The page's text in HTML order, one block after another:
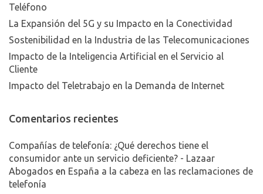
Teléfono
La Expansión del 5G y su Impacto en la Conectividad
Sostenibilidad en la Industria de las Telecomunicaciones
Impacto de la Inteligencia Artificial en el Servicio al
Cliente
Impacto del Teletrabajo en la Demanda de Internet
Comentarios recientes
Compañías de telefonía: ¿Qué derechos tiene el
consumidor ante un servicio deficiente? - Lazaar
Abogados en España a la cabeza en las reclamaciones de
telefonía